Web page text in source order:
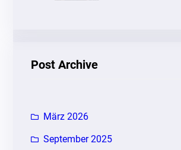
Post Archive
März 2026
September 2025